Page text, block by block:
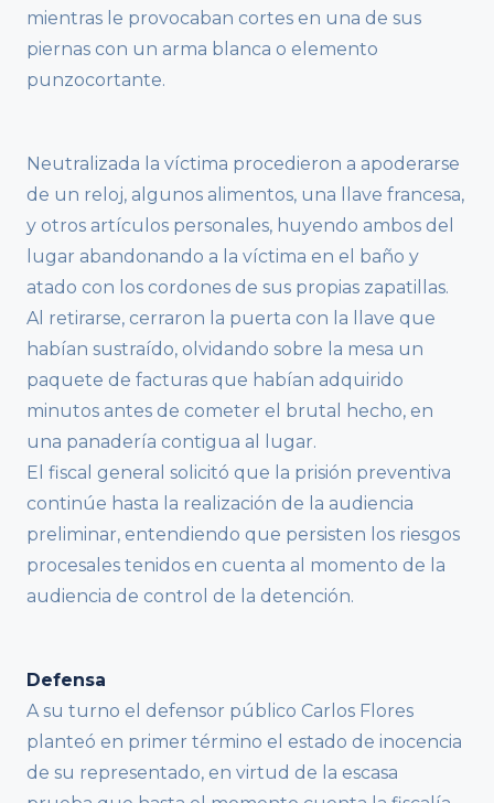
mientras le provocaban cortes en una de sus
piernas con un arma blanca o elemento
punzocortante.
Neutralizada la víctima procedieron a apoderarse
de un reloj, algunos alimentos, una llave francesa,
y otros artículos personales, huyendo ambos del
lugar abandonando a la víctima en el baño y
atado con los cordones de sus propias zapatillas.
Al retirarse, cerraron la puerta con la llave que
habían sustraído, olvidando sobre la mesa un
paquete de facturas que habían adquirido
minutos antes de cometer el brutal hecho, en
una panadería contigua al lugar.
El fiscal general solicitó que la prisión preventiva
continúe hasta la realización de la audiencia
preliminar, entendiendo que persisten los riesgos
procesales tenidos en cuenta al momento de la
audiencia de control de la detención.
Defensa
A su turno el defensor público Carlos Flores
planteó en primer término el estado de inocencia
de su representado, en virtud de la escasa